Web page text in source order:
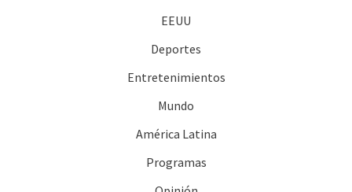
EEUU
Deportes
Entretenimientos
Mundo
América Latina
Programas